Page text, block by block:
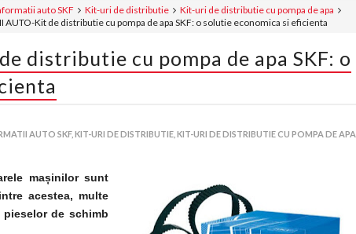
auto SKF Kit-uri de distributie
Kit-uri de distributie cu pompa de apa
AUTO-Kit de distributie cu pompa de apa SKF: o solutie economica si eficienta
distributie cu pompa de apa SKF: o
AUTO SKF, KIT-URI DE DISTRIBUTIE, KIT-URI DE DISTRIBUTIE CU POMPA DE APA,
mașinilor sunt
acestea, multe
de schimb